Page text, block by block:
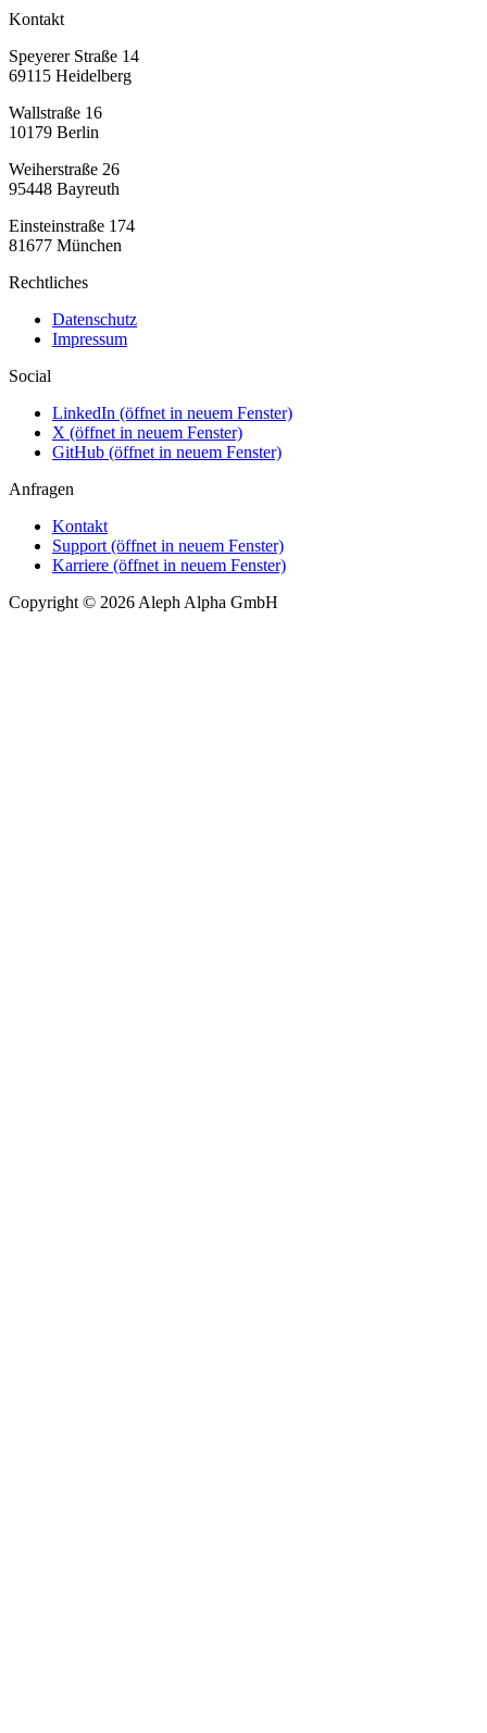
Kontakt
Speyerer Straße 14
69115 Heidelberg
Wallstraße 16
10179 Berlin
Weiherstraße 26
95448 Bayreuth
Einsteinstraße 174
81677 München
Rechtliches
Datenschutz
Impressum
Social
LinkedIn (öffnet in neuem Fenster)
X (öffnet in neuem Fenster)
GitHub (öffnet in neuem Fenster)
Anfragen
Kontakt
Support(öffnet in neuem Fenster)
Karriere (öffnet in neuem Fenster)
Copyright © 2026 Aleph Alpha GmbH